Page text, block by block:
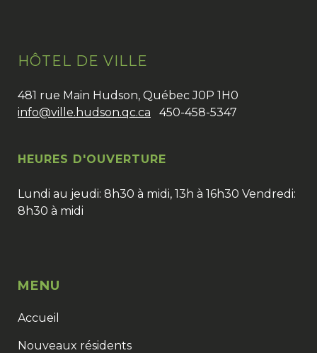
HÔTEL DE VILLE
481 rue Main Hudson, Québec J0P 1H0
info@ville.hudson.qc.ca 450-458-5347
HEURES D'OUVERTURE
Lundi au jeudi: 8h30 à midi, 13h à 16h30 Vendredi:
8h30 à midi
MENU
Accueil
Nouveaux résidents